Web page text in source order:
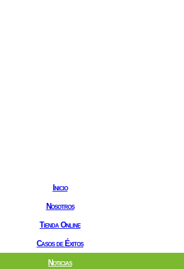
Inicio
Nosotros
Tienda Online
Casos de Éxitos
Noticias